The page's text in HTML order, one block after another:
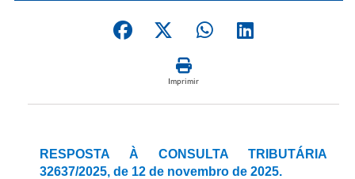
Imprimir
RESPOSTA À CONSULTA TRIBUTÁRIA
32637/2025, de 12 de novembro de 2025.